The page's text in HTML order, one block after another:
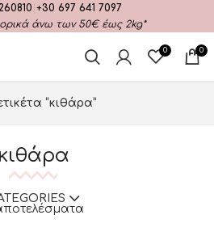
+30 697 641 7097
άνω των 50€ έως 2kg*
0 0
“κιθάρα”
κιθάρα